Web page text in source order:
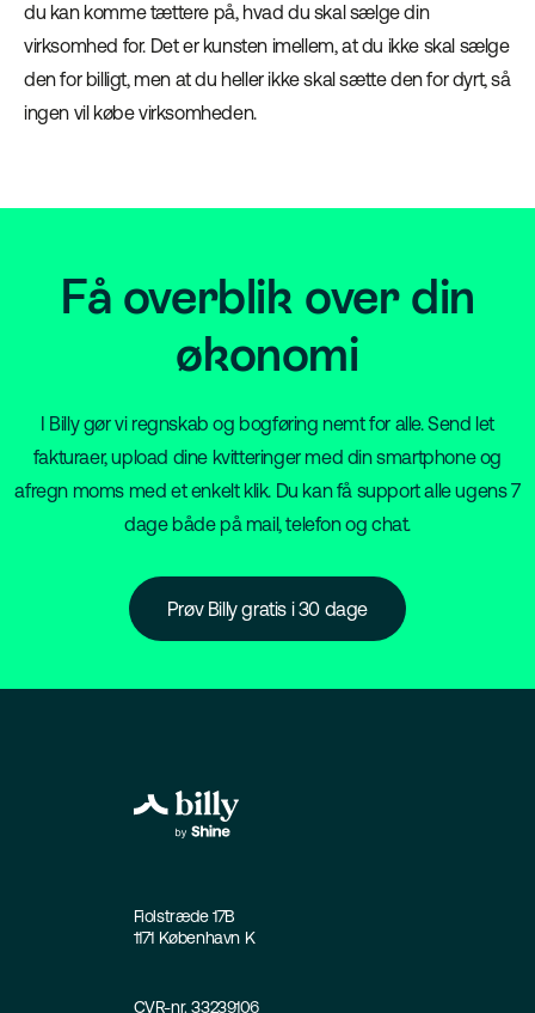
du kan komme tættere på, hvad du skal sælge din
virksomhed for. Det er kunsten imellem, at du ikke skal sælge
den for billigt, men at du heller ikke skal sætte den for dyrt, så
ingen vil købe virksomheden.
Få overblik over din
økonomi
I Billy gør vi regnskab og bogføring nemt for alle. Send let
fakturaer, upload dine kvitteringer med din smartphone og
afregn moms med et enkelt klik. Du kan få support alle ugens 7
dage både på mail, telefon og chat.
Prøv Billy gratis i 30 dage
Fiolstræde 17B
1171 København K
CVR-nr. 33239106